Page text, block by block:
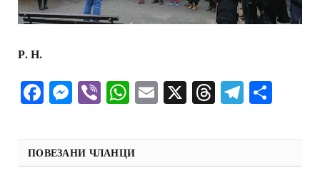
Р. Н.
Facebook
Messenger
ViberWhatsApp
Email
X Threads
ПОВЕЗАНИ ЧЛАНЦИ